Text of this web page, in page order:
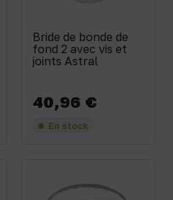
Bride de bonde de
fond 2 avec vis et
joints Astral
Prix
40,96 €
En stock